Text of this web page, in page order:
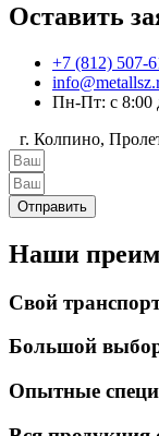
Оставить
+7 (812) 507-
Пн-Пт: с 8:00
г. Колпино,
Отправить
Наши
Свой
Большой
Опытные